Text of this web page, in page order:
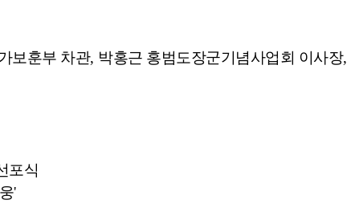
보훈부 차관, 박홍근 홍범도장군기념사업회 이사장,
포식
'